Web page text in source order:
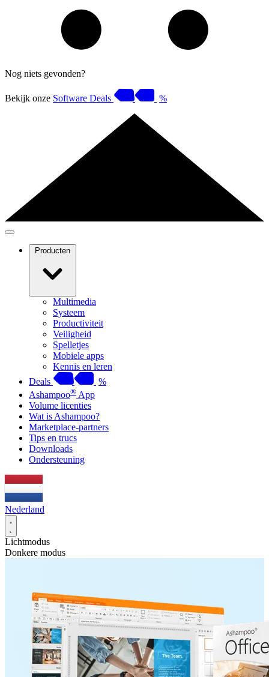
Nog niets gevonden?
Bekijk onze Software Deals %
Producten
Multimedia
Systeem
Productiviteit
Veiligheid
Spelletjes
Mobiele apps
Kennis en leren
Deals
%
Ashampoo® App
Volume licenties
Wat is Ashampoo?
Marketplace-partners
Tips en trucs
Downloads
Ondersteuning
Nederland
Lichtmodus
Donkere modus